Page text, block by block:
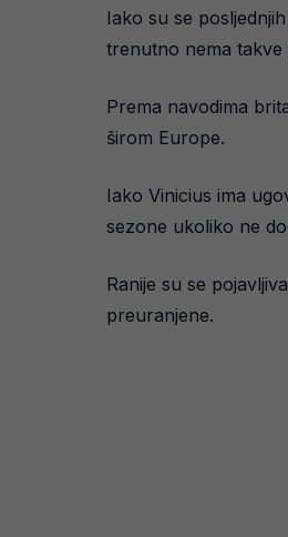
Iako su se
trenutno nema takve
Prema navodima
širom Europe.
Iako Vinicius ima
sezone ukoliko ne
Ranije su se
preuranjene.